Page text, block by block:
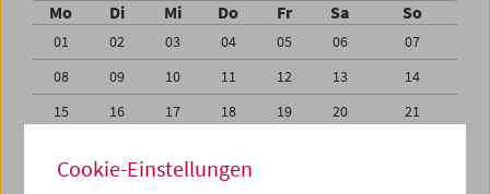
Mo Di Mi Do Fr Sa So
01 02 03 04 05 06
07
08
09 10 11 12 13
14
15
16 17 18 19 20
21
29
30 31 01
Cookie-Einstellungen